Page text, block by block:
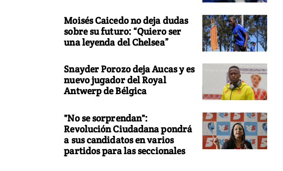
Moisés Caicedo no deja dudas
sobre su futuro: “Quiero ser
una leyenda del Chelsea”
Snayder Porozo deja Aucas y es
nuevo jugador del Royal
Antwerp de Bélgica
"No se sorprendan":
Revolución Ciudadana pondrá
a sus candidatos en varios
partidos para las seccionales